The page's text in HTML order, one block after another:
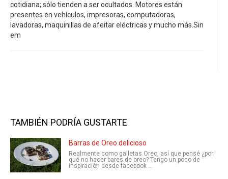
cotidiana; sólo tienden a ser ocultados. Motores están
presentes en vehículos, impresoras, computadoras,
lavadoras, maquinillas de afeitar eléctricas y mucho más.Sin
em
TAMBIÉN PODRÍA GUSTARTE
Barras de Oreo delicioso
Realmente como galletas Oreo, así que pensé ¿por
qué no hacer bares de oreo? Tengo un poco de
inspiración desde facebook ...